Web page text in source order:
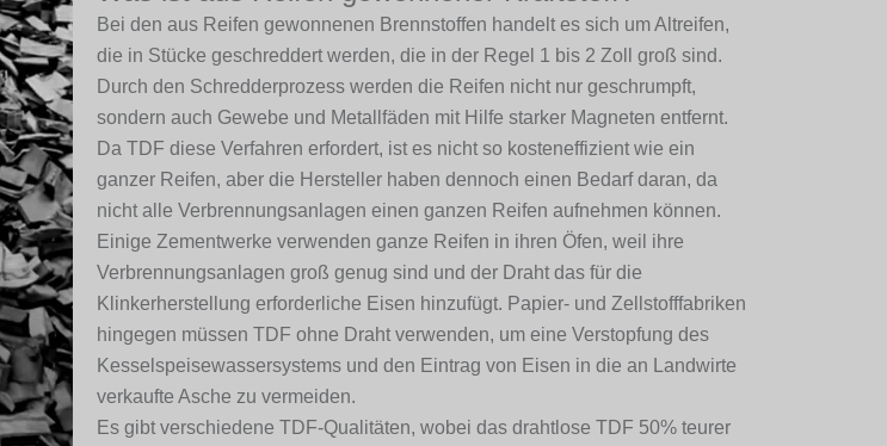
Bei den aus Reifen gewonnenen Brennstoffen handelt es sich um Altreifen,
die in Stücke geschreddert werden, die in der Regel 1 bis 2 Zoll groß sind.
Durch den Schredderprozess werden die Reifen nicht nur geschrumpft,
sondern auch Gewebe und Metallfäden mit Hilfe starker Magneten entfernt.
Da TDF diese Verfahren erfordert, ist es nicht so kosteneffizient wie ein
ganzer Reifen, aber die Hersteller haben dennoch einen Bedarf daran, da
nicht alle Verbrennungsanlagen einen ganzen Reifen aufnehmen können.
Einige Zementwerke verwenden ganze Reifen in ihren Öfen, weil ihre
Verbrennungsanlagen groß genug sind und der Draht das für die
Klinkerherstellung erforderliche Eisen hinzufügt. Papier- und Zellstofffabriken
hingegen müssen TDF ohne Draht verwenden, um eine Verstopfung des
Kesselspeisewassersystems und den Eintrag von Eisen in die an Landwirte
verkaufte Asche zu vermeiden.
Es gibt verschiedene TDF-Qualitäten, wobei das drahtlose TDF 50% teurer